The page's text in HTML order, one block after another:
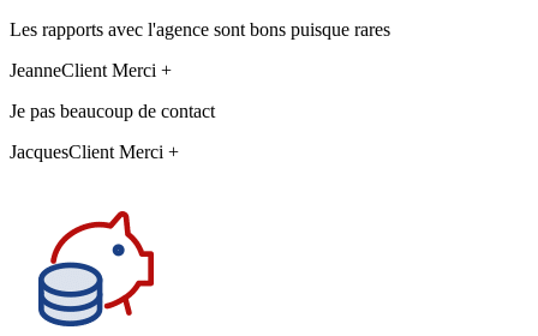
Les rapports avec l'agence sont bons puisque rares
JeanneClient Merci +
Je pas beaucoup de contact
JacquesClient Merci +